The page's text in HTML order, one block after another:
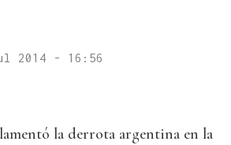
2014 - 16:56
la derrota argentina en la